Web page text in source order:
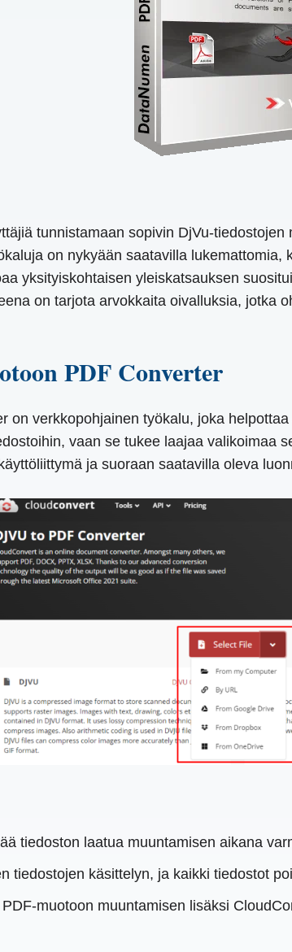
tunnistamaan sopivin DjVu-
on nykyään saatavilla
yksityiskohtaisen yleiskatsauksen
on tarjota arvokkaita oivalluksia, jotka
PDF Converter
on verkkopohjainen työkalu, joka
vaan se tukee laajaa valikoimaa
ja suoraan saatavilla oleva
tiedoston laatua muuntamisen aikana
tiedostojen käsittelyn, ja kaikki tiedostot
muotoon muuntamisen lisäksi